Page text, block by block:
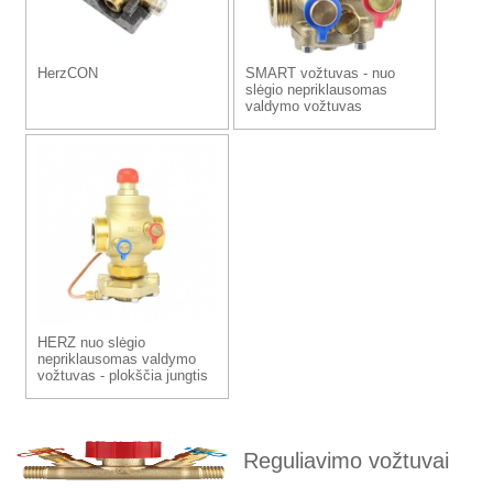
HerzCON
SMART vožtuvas - nuo
slėgio nepriklausomas
valdymo vožtuvas
HERZ nuo slėgio
nepriklausomas valdymo
vožtuvas - plokščia jungtis
Reguliavimo vožtuvai